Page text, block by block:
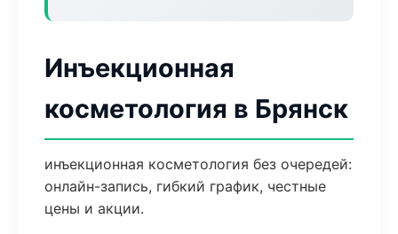
Инъекционная
косметология в Брянск
инъекционная косметология без очередей:
онлайн-запись, гибкий график, честные
цены и акции.